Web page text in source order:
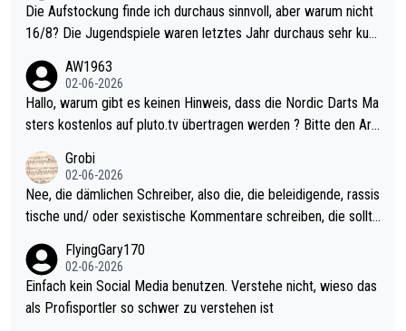
Die Aufstockung finde ich durchaus sinnvoll, aber warum nicht
16/8? Die Jugendspiele waren letztes Jahr durchaus sehr kurz
Allerdings ist Mitchell Lawrie als Nummer 1 der Welt eh qualifi
ziert. Somit ändert die automatische Qualifikation des Weltmei
sters erstmal nichts. Ich denke sie wollen damit für nächstes J
ohl wenig WDF Turniere spielen. Dies war bei Archie Self letzt
es Jahr der Fall. Er musste als amtierender Weltmeister durch
den Qualifier und ich glaube kaum, dass Mitchel sich das (in Ve
gas) antun würde, wenn er doch eigentlich die PDC-WM als Zi
el hat.
AW1963
02-06-2026
Hallo, warum gibt es keinen Hinweis, dass die Nordic Darts Ma
sters kostenlos auf pluto.tv übertragen werden ? Bitte den Arti
Grobi
02-06-2026
Nee, die dämlichen Schreiber, also die, die beleidigende, rassis
tische und/ oder sexistische Kommentare schreiben, die sollte
s Leben in den Griff kriegen. Nur eins wundert mich: Luke Little
r war doch neulich erst derjenige, der über Social Media GvV p
rovoziert hat. Und Littlers Mutter schießt öfters mal gegen Ric
FlyingGary170
02-06-2026
Einfach kein Social Media benutzen. Verstehe nicht, wieso das
als Profisportler so schwer zu verstehen ist